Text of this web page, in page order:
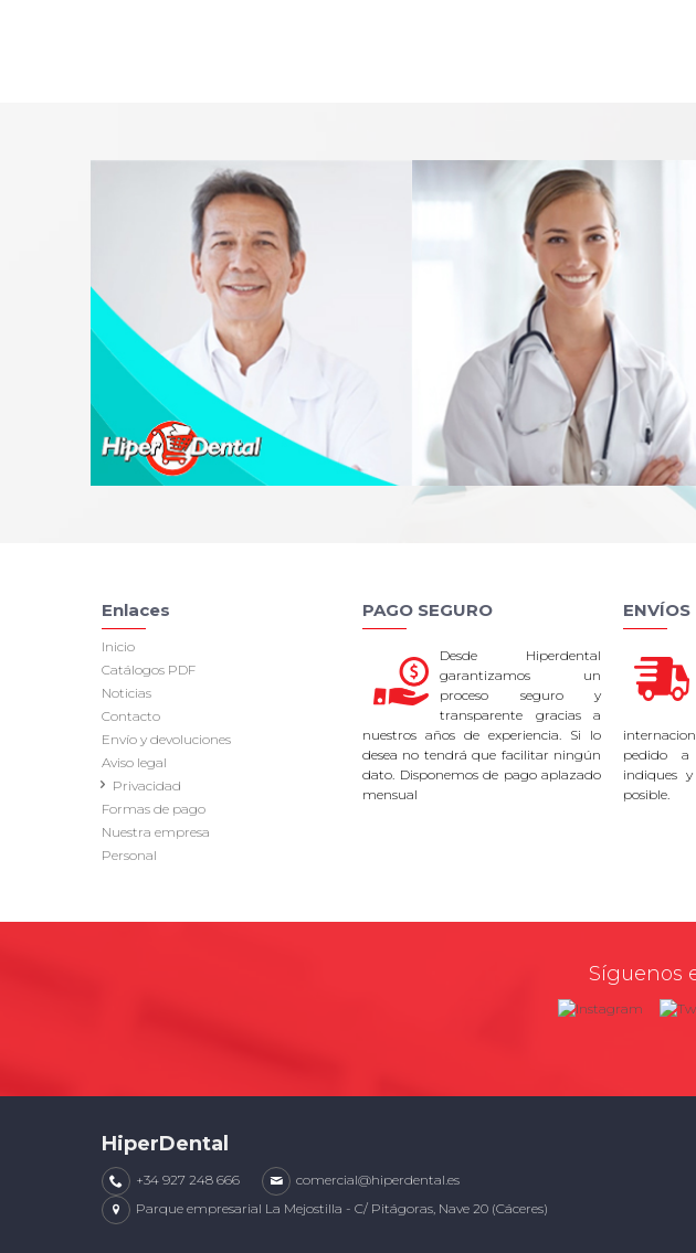
Enlaces
Inicio
Catálogos PDF
Noticias
Contacto
Envío y devoluciones
Aviso legal
Privacidad
Formas de pago
Nuestra empresa
Personal
PAGO SEGURO
Desde Hiperdental
garantizamos un
proceso seguro y
transparente gracias a
nuestros años de experiencia. Si lo
desea no tendrá que facilitar ningún
dato. Disponemos de pago aplazado
mensual
ENVÍOS
pedido
indiques
posible.
Síguenos
HiperDental
+34 927 248 666
comercial@hiperdental.es
Parque empresarial La Mejostilla - C/ Pitágoras, Nave 20 (Cáceres)